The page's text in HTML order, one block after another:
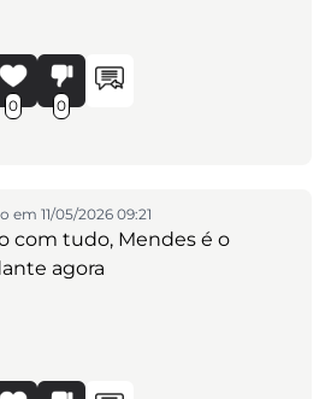
0 0
em 11/05/2026 09:21
com tudo, Mendes é o
agora